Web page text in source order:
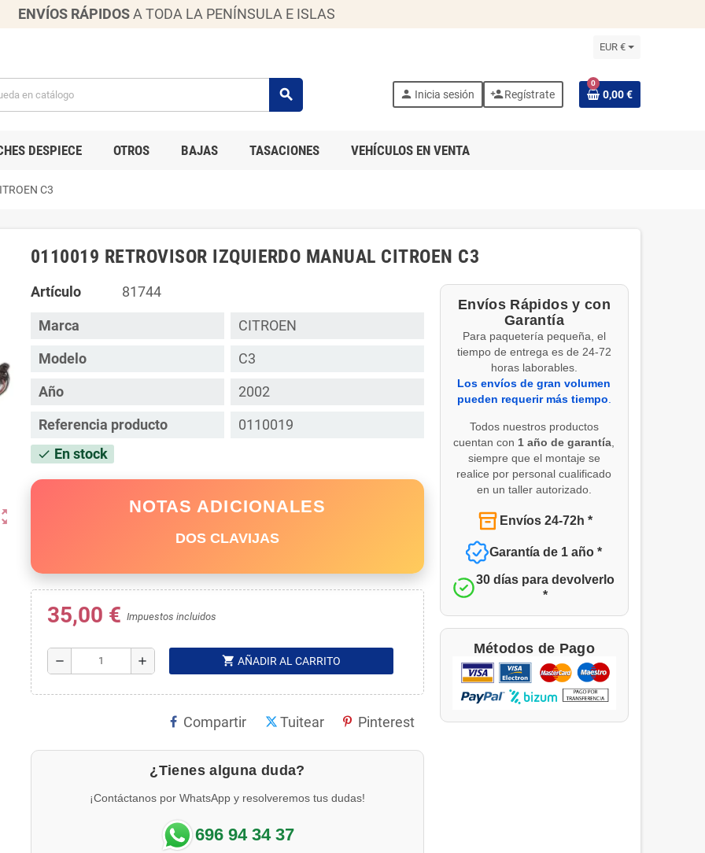
ENVÍOS RÁPIDOS A TODA LA PENÍNSULA E ISLAS
EUR €
search person Inicia sesión person_addRegístrate
0
0,00 €
DESPIECE OTROS BAJAS TASACIONES VEHÍCULOS EN VENTA
C3
0110019 RETROVISOR IZQUIERDO MANUAL CITROEN C3
Artículo 81744
Marca
CITROEN
Modelo
C3
Año
2002
Referencia producto
0110019
check En stock
NOTAS ADICIONALES
DOS CLAVIJAS
35,00 € Impuestos incluidos
remove add shopping_cart AÑADIR AL CARRITO
Compartir Tuitear Pinterest
¿Tienes alguna duda?
¡Contáctanos por WhatsApp y resolveremos tus dudas!
696 94 34 37
Envíos Rápidos y con
Garantía
Para paquetería pequeña, el
tiempo de entrega es de 24-72
horas laborables.
Los envíos de gran volumen
pueden requerir más tiempo
Todos nuestros productos
cuentan con 1 año de garantía
siempre que el montaje se
realice por personal cualificado
en un taller autorizado.
Envíos 24-72h *
Garantía de 1 año *
30 días para devolverlo
*
Métodos de Pago